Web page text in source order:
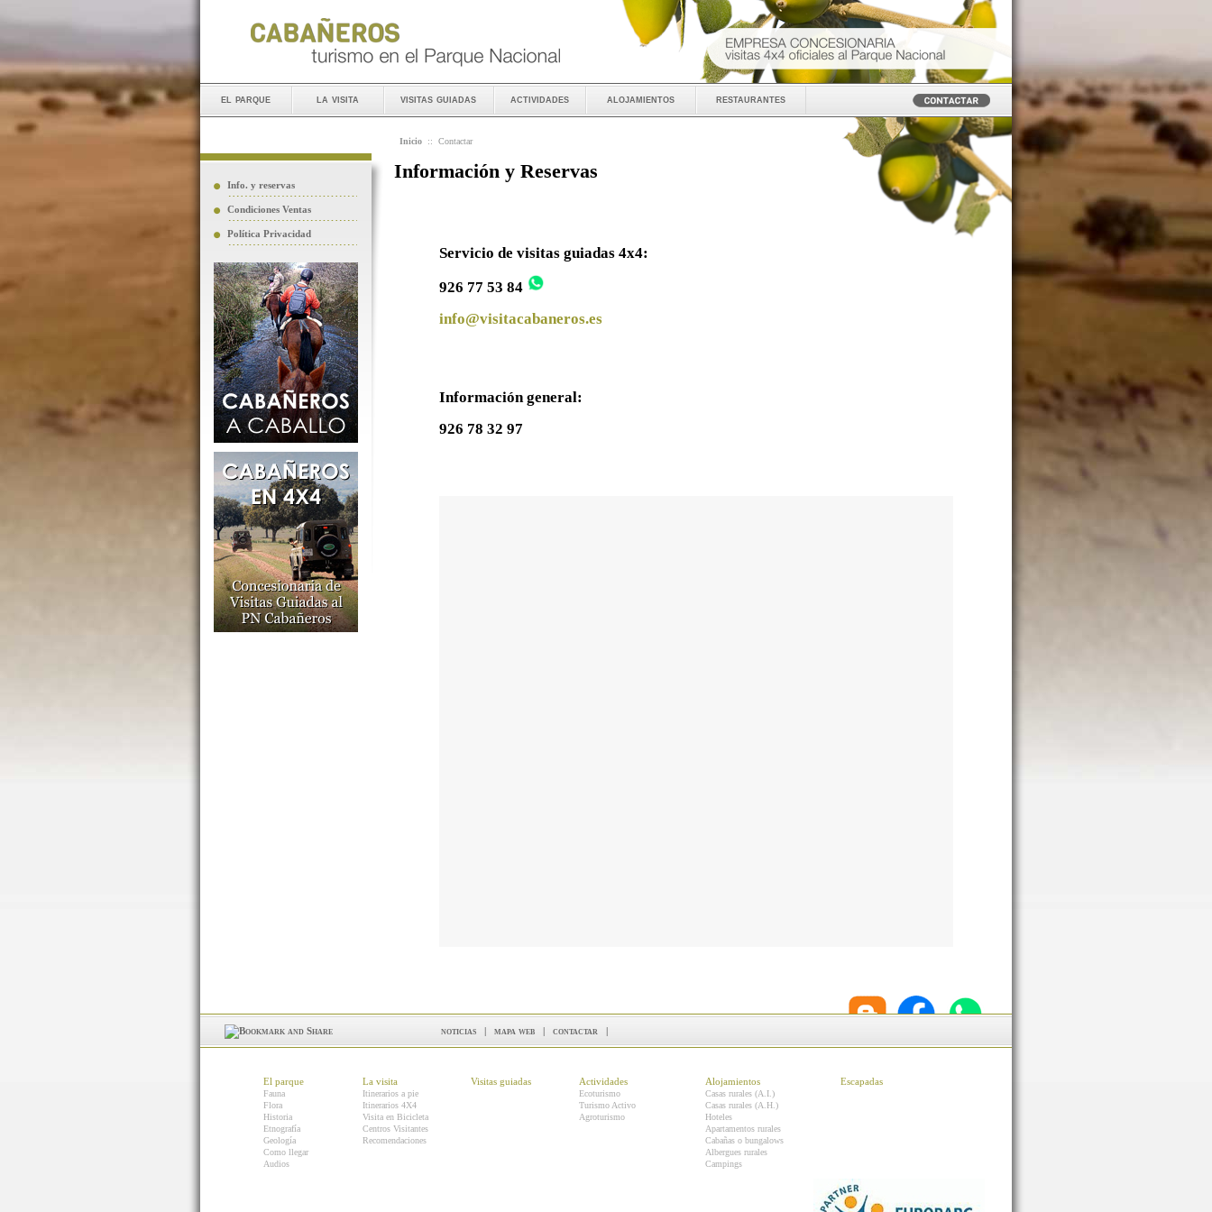
el parque la visita visitas guiadas actividades alojamientos restaurantes
Info. y reservas
Condiciones Ventas
Política Privacidad
Inicio :: Contactar
Información y Reservas
Servicio de visitas guiadas 4x4:
926 77 53 84
info@visitacabaneros.es
Información general:
926 78 32 97
noticias | mapa web | contactar |
El parque
Fauna
Flora
Historia
Etnografía
Geología
Como llegar
Audios
La visita
Itinerarios a pie
Itinerarios 4X4
Visita en Bicicleta
Centros Visitantes
Recomendaciones
Visitas guiadas Actividades
Ecoturismo
Turismo Activo
Agroturismo
Alojamientos
Casas rurales (A.I.)
Casas rurales (A.H.)
Hoteles
Apartamentos rurales
Cabañas o bungalows
Albergues rurales
Campings
Escapadas